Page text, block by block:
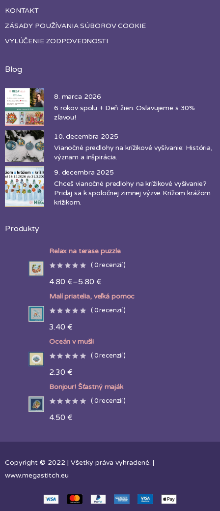
KONTAKT
ZÁSADY POUŽÍVANIA SÚBOROV COOKIE
VYLÚČENIE ZODPOVEDNOSTI
Blog
8. marca 2026
6 rokov spolu + Deň žien: Oslavujeme s 30%
zľavou!
10. decembra 2025
Vianočné predlohy na krížikové vyšívanie: História,
význam a inšpirácia.
9. decembra 2025
Chceš vianočné predlohy na krížikové vyšívanie?
Pridaj sa k spoločnej zimnej výzve Krížom krážom
krížikom.
Produkty
Relax na terase puzzle
(0recenzií )
4.80 €–5.80 €
Price
range:
4.80 €
through
Malí priatelia, veľká pomoc
(0recenzií )
3.40 €
Oceán v mušli
(0recenzií )
2.30 €
Bonjour! Šťastný maják
(0recenzií )
4.50 €
Copyright © 2022 | Všetky práva vyhradené. |
www.megastitch.eu